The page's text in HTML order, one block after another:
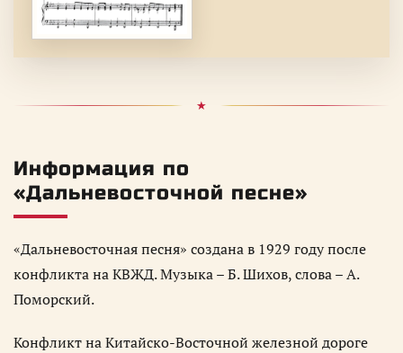
Информация по
«Дальневосточной песне»
«Дальневосточная песня» создана в 1929 году после
конфликта на КВЖД. Музыка – Б. Шихов, слова – А.
Поморский.
Конфликт на Китайско-Восточной железной дороге